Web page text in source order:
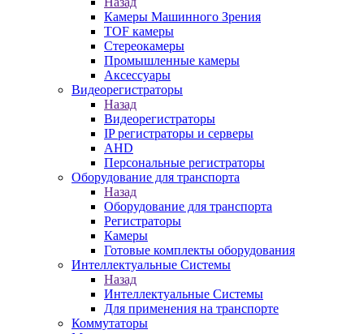
Камеры Машинного Зрения
TOF камеры
Стереокамеры
Промышленные камеры
Аксессуары
Видеорегистраторы
Назад
Видеорегистраторы
IP регистраторы и серверы
AHD
Персональные регистраторы
Оборудование для транспорта
Назад
Оборудование для транспорта
Регистраторы
Камеры
Готовые комплекты оборудования
Интеллектуальные Системы
Назад
Интеллектуальные Системы
Для применения на транспорте
Коммутаторы